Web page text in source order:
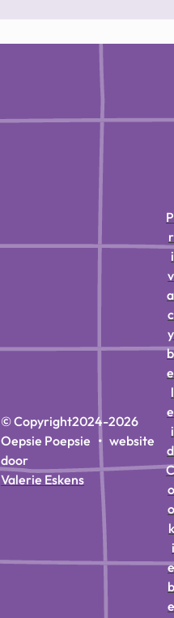
© Copyright2024-2026
Oepsie Poepsie • website
door
Valerie Eskens
P
r
i
v
a
c
y
b
e
l
e
i
d
C
o
o
k
i
e
b
e